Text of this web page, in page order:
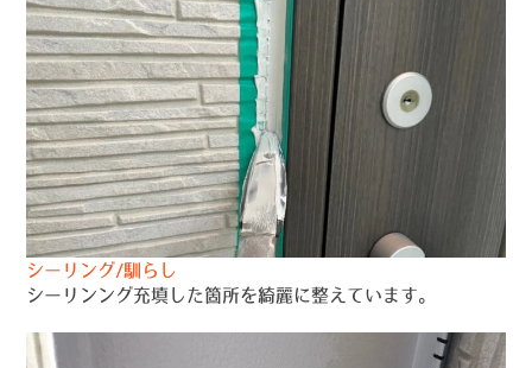
シーリング/馴らし
シーリンング充填した箇所を綺麗に整えています。